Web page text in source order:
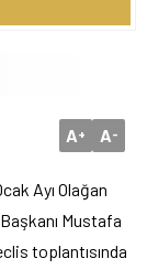
A+ A-
Ayı Olağan
Mustafa
toplantısında